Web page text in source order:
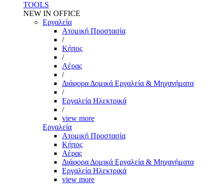
TOOLS
NEW IN OFFICE
Εργαλεία
Aτομική Προστασία
/
Kήπος
/
Αέρας
/
Διάφορα Δομικά Εργαλεία & Μηχανήματα
/
Εργαλεία Ηλεκτρικά
/
view more
Εργαλεία
Aτομική Προστασία
Kήπος
Αέρας
Διάφορα Δομικά Εργαλεία & Μηχανήματα
Εργαλεία Ηλεκτρικά
view more